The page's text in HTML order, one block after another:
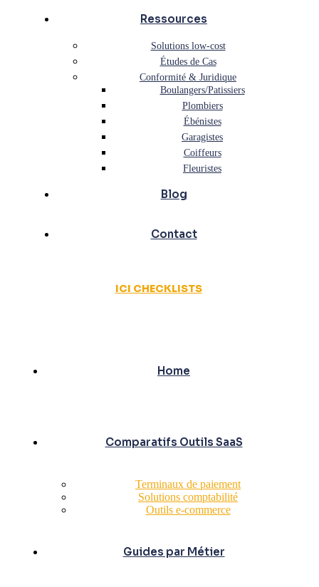
Ressources
Solutions low-cost
Études de Cas
Conformité & Juridique
Boulangers/Patissiers
Plombiers
Ébénistes
Garagistes
Coiffeurs
Fleuristes
Blog
Contact
ICI CHECKLISTS
Home
Comparatifs Outils SaaS
Terminaux de paiement
Solutions comptabilité
Outils e-commerce
Guides par Métier